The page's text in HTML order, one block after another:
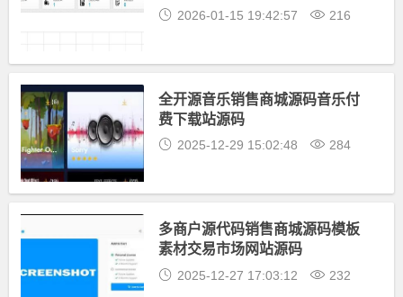
2026-01-15 19:42:57 216
全开源音乐销售商城源码音乐付
费下载站源码
2025-12-29 15:02:48 284
多商户源代码销售商城源码模板
素材交易市场网站源码
2025-12-27 17:03:12 232